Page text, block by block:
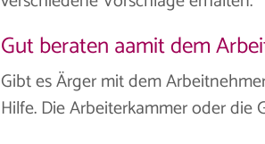
Gut beraten aamit dem
Gibt es Ärger mit dem
Hilfe. Die Arbeiterkammer oder